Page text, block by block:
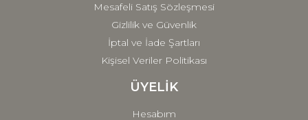
Mesafeli Satış Sözleşmesi
Gizlilik ve Güvenlik
İptal ve İade Şartları
Kişisel Veriler Politikası
ÜYELİK
Hesabım